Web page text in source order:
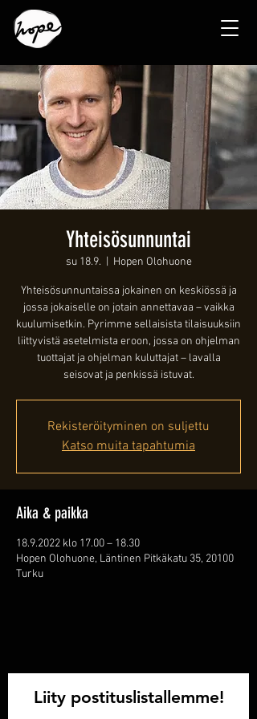
Yhteisösunnuntai
su 18.9. Hopen Olohuone
Yhteisösunnuntaissa jokainen on keskiössä ja
jossa jokaiselle on jotain annettavaa – vaikka
kuulumisetkin. Pyrimme sellaisista tilaisuuksiin
liittyvistä asetelmista eroon, jossa on ohjelman
tuottajat ja ohjelman kuluttajat – lavalla
seisovat ja penkissä istuvat.
Rekisteröityminen on suljettu
Katso muita tapahtumia
Aika & paikka
18.9.2022 klo 17.00 – 18.30
Hopen Olohuone, Läntinen Pitkäkatu 35, 20100
Turku
Liity postituslistallemme!